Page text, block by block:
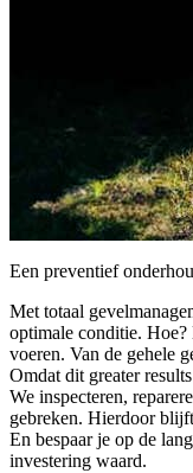
Een preventief
Met totaal
optimale conditie.
voeren. Van de gehele
Omdat dit greater
We inspecteren,
gebreken. Hierdoor
En bespaar je op de
investering waard.